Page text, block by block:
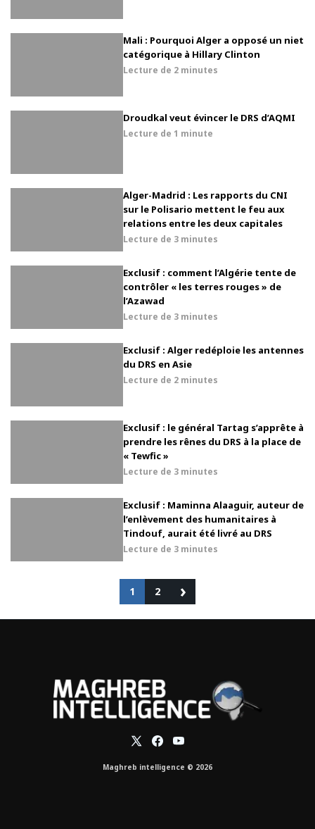
Mali : Pourquoi Alger a opposé un niet
catégorique à Hillary Clinton
Lecture de 2 minutes
Droudkal veut évincer le DRS d’AQMI
Lecture de 1 minute
Alger-Madrid : Les rapports du CNI
sur le Polisario mettent le feu aux
relations entre les deux capitales
Lecture de 3 minutes
Exclusif : comment l’Algérie tente de
contrôler « les terres rouges » de
l’Azawad
Lecture de 3 minutes
Exclusif : Alger redéploie les antennes
du DRS en Asie
Lecture de 2 minutes
Exclusif : le général Tartag s’apprête à
prendre les rênes du DRS à la place de
« Tewfic »
Lecture de 3 minutes
Exclusif : Maminna Alaaguir, auteur de
l’enlèvement des humanitaires à
Tindouf, aurait été livré au DRS
Lecture de 3 minutes
1 2 ›
Maghreb intelligence © 2026